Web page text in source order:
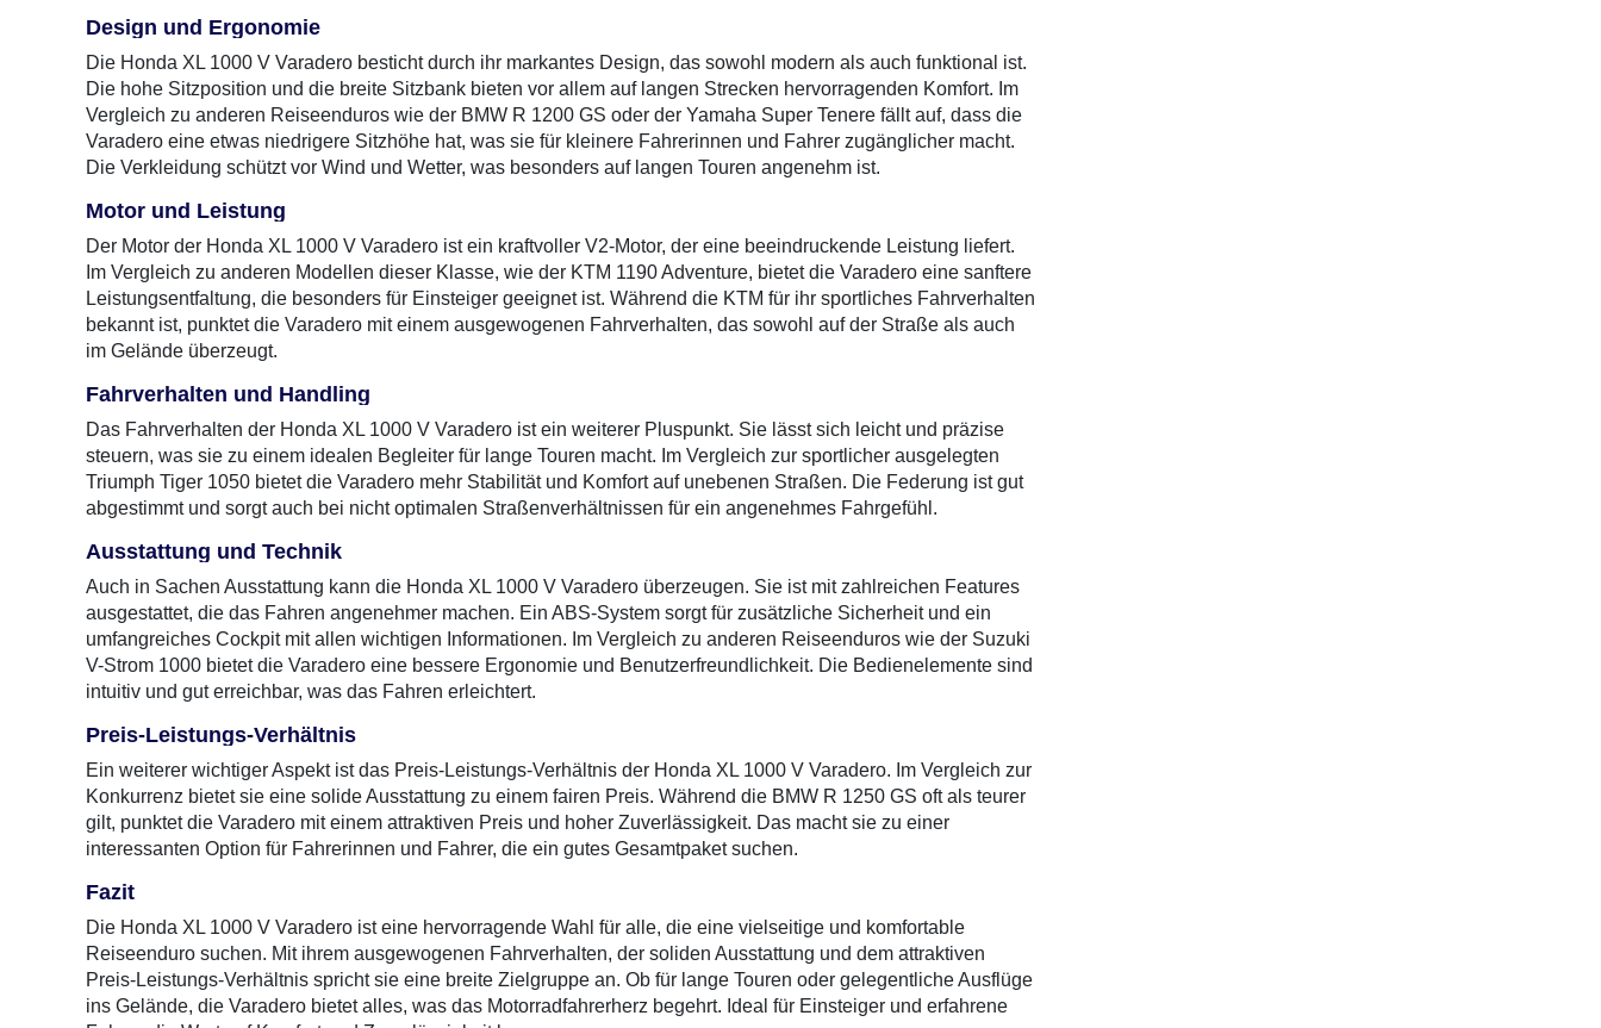
Design und Ergonomie
Die Honda XL 1000 V Varadero besticht durch ihr markantes Design, das sowohl modern als auch funktional ist.
Die hohe Sitzposition und die breite Sitzbank bieten vor allem auf langen Strecken hervorragenden Komfort. Im
Vergleich zu anderen Reiseenduros wie der BMW R 1200 GS oder der Yamaha Super Tenere fällt auf, dass die
Varadero eine etwas niedrigere Sitzhöhe hat, was sie für kleinere Fahrerinnen und Fahrer zugänglicher macht.
Die Verkleidung schützt vor Wind und Wetter, was besonders auf langen Touren angenehm ist.
Motor und Leistung
Der Motor der Honda XL 1000 V Varadero ist ein kraftvoller V2-Motor, der eine beeindruckende Leistung liefert.
Im Vergleich zu anderen Modellen dieser Klasse, wie der KTM 1190 Adventure, bietet die Varadero eine sanftere
Leistungsentfaltung, die besonders für Einsteiger geeignet ist. Während die KTM für ihr sportliches Fahrverhalten
bekannt ist, punktet die Varadero mit einem ausgewogenen Fahrverhalten, das sowohl auf der Straße als auch
im Gelände überzeugt.
Fahrverhalten und Handling
Das Fahrverhalten der Honda XL 1000 V Varadero ist ein weiterer Pluspunkt. Sie lässt sich leicht und präzise
steuern, was sie zu einem idealen Begleiter für lange Touren macht. Im Vergleich zur sportlicher ausgelegten
Triumph Tiger 1050 bietet die Varadero mehr Stabilität und Komfort auf unebenen Straßen. Die Federung ist gut
abgestimmt und sorgt auch bei nicht optimalen Straßenverhältnissen für ein angenehmes Fahrgefühl.
Ausstattung und Technik
Auch in Sachen Ausstattung kann die Honda XL 1000 V Varadero überzeugen. Sie ist mit zahlreichen Features
ausgestattet, die das Fahren angenehmer machen. Ein ABS-System sorgt für zusätzliche Sicherheit und ein
umfangreiches Cockpit mit allen wichtigen Informationen. Im Vergleich zu anderen Reiseenduros wie der Suzuki
V-Strom 1000 bietet die Varadero eine bessere Ergonomie und Benutzerfreundlichkeit. Die Bedienelemente sind
intuitiv und gut erreichbar, was das Fahren erleichtert.
Preis-Leistungs-Verhältnis
Ein weiterer wichtiger Aspekt ist das Preis-Leistungs-Verhältnis der Honda XL 1000 V Varadero. Im Vergleich zur
Konkurrenz bietet sie eine solide Ausstattung zu einem fairen Preis. Während die BMW R 1250 GS oft als teurer
gilt, punktet die Varadero mit einem attraktiven Preis und hoher Zuverlässigkeit. Das macht sie zu einer
interessanten Option für Fahrerinnen und Fahrer, die ein gutes Gesamtpaket suchen.
Fazit
Die Honda XL 1000 V Varadero ist eine hervorragende Wahl für alle, die eine vielseitige und komfortable
Reiseenduro suchen. Mit ihrem ausgewogenen Fahrverhalten, der soliden Ausstattung und dem attraktiven
Preis-Leistungs-Verhältnis spricht sie eine breite Zielgruppe an. Ob für lange Touren oder gelegentliche Ausflüge
ins Gelände, die Varadero bietet alles, was das Motorradfahrerherz begehrt. Ideal für Einsteiger und erfahrene